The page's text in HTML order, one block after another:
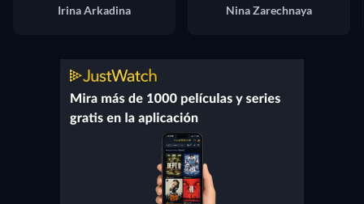
Irina Arkadina
Nina Zarechnaya